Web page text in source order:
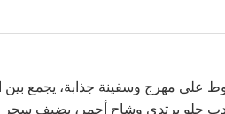
على مهرج وسفينة جذابة، يجمع بين
دب حلو يرتدي وشاح أحمر، يضيف